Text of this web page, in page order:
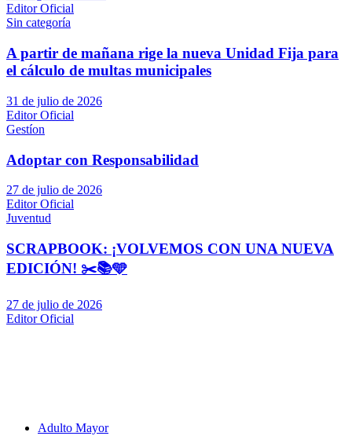
Editor Oficial
Sin categoría
A partir de mañana rige la nueva Unidad Fija para
el cálculo de multas municipales
31 de julio de 2026
Editor Oficial
Gestíon
Adoptar con Responsabilidad
27 de julio de 2026
Editor Oficial
Juventud
SCRAPBOOK: ¡VOLVEMOS CON UNA NUEVA
EDICIÓN! ✂️📚🩵
27 de julio de 2026
Editor Oficial
Adulto Mayor